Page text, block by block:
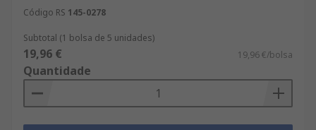
Código RS 145-0278
Subtotal (1 bolsa de 5 unidades)
19,96 € 19,96 €/bolsa
Quantidade